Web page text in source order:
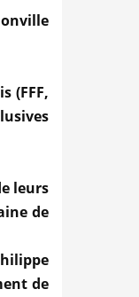
(FFF,
leurs
de
de